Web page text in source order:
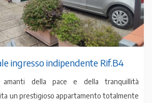
ingresso indipendente Rif.B4
della pace e della tranquillità
un prestigioso appartamento totalmente